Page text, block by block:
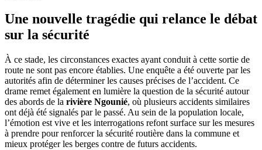
Une nouvelle tragédie qui relance le débat
sur la sécurité
À ce stade, les circonstances exactes ayant conduit à cette sortie de
route ne sont pas encore établies. Une enquête a été ouverte par les
autorités afin de déterminer les causes précises de l’accident. Ce
drame remet également en lumière la question de la sécurité autour
des abords de la rivière Ngounié, où plusieurs accidents similaires
ont déjà été signalés par le passé. Au sein de la population locale,
l’émotion est vive et les interrogations refont surface sur les mesures
à prendre pour renforcer la sécurité routière dans la commune et
mieux protéger les berges contre de futurs accidents.